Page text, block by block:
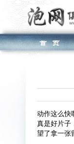
动作这么快
真是好片子
望了拿一张